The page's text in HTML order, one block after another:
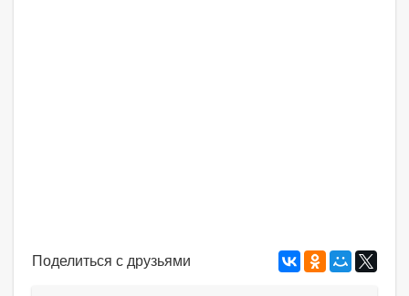
Поделиться с друзьями